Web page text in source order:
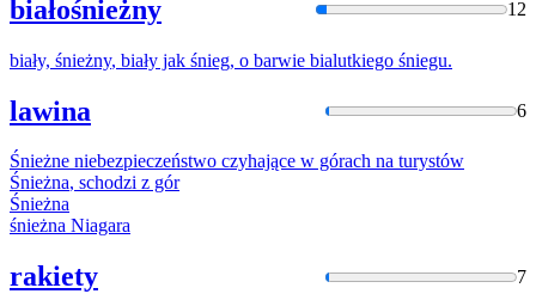
białośnieżny 12
biały, śnieżny, biały jak śnieg, o barwie bialutkiego śniegu.
lawina 6
Śnieżne niebezpieczeństwo czyhające w górach na turystów
Śnieżna, schodzi z gór
Śnieżna
śnieżna Niagara
rakiety 7